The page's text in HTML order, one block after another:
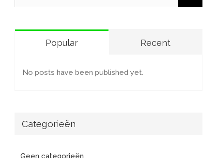
naar:
Popular Recent
No posts have been published yet.
Categorieën
Geen categorieën